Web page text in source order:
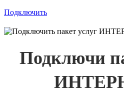
Подключить
Подключи